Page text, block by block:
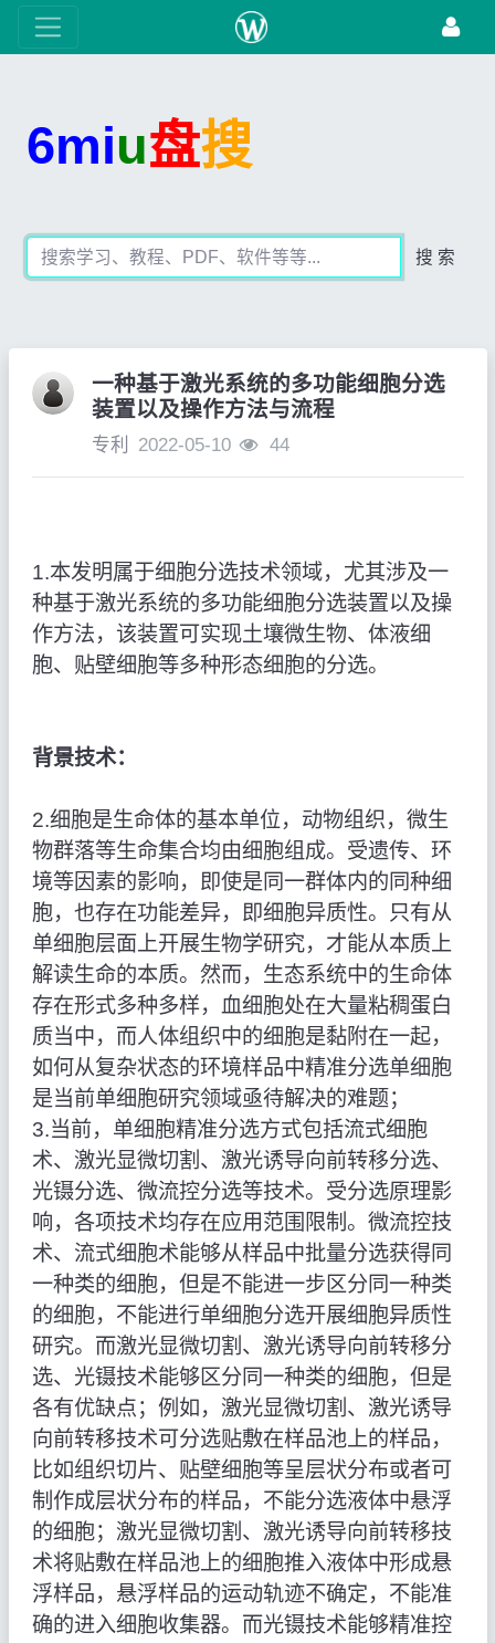
6miu盘搜
搜 索
一种基于激光系统的多功能细胞分选
装置以及操作方法与流程
专利 2022-05-10 44
1.本发明属于细胞分选技术领域，尤其涉及一
种基于激光系统的多功能细胞分选装置以及操
作方法，该装置可实现土壤微生物、体液细
胞、贴壁细胞等多种形态细胞的分选。
背景技术：
2.细胞是生命体的基本单位，动物组织，微生
物群落等生命集合均由细胞组成。受遗传、环
境等因素的影响，即使是同一群体内的同种细
胞，也存在功能差异，即细胞异质性。只有从
单细胞层面上开展生物学研究，才能从本质上
解读生命的本质。然而，生态系统中的生命体
存在形式多种多样，血细胞处在大量粘稠蛋白
质当中，而人体组织中的细胞是黏附在一起，
如何从复杂状态的环境样品中精准分选单细胞
是当前单细胞研究领域亟待解决的难题；
3.当前，单细胞精准分选方式包括流式细胞
术、激光显微切割、激光诱导向前转移分选、
光镊分选、微流控分选等技术。受分选原理影
响，各项技术均存在应用范围限制。微流控技
术、流式细胞术能够从样品中批量分选获得同
一种类的细胞，但是不能进一步区分同一种类
的细胞，不能进行单细胞分选开展细胞异质性
研究。而激光显微切割、激光诱导向前转移分
选、光镊技术能够区分同一种类的细胞，但是
各有优缺点；例如，激光显微切割、激光诱导
向前转移技术可分选贴敷在样品池上的样品，
比如组织切片、贴壁细胞等呈层状分布或者可
制作成层状分布的样品，不能分选液体中悬浮
的细胞；激光显微切割、激光诱导向前转移技
术将贴敷在样品池上的细胞推入液体中形成悬
浮样品，悬浮样品的运动轨迹不确定，不能准
确的进入细胞收集器。而光镊技术能够精准控